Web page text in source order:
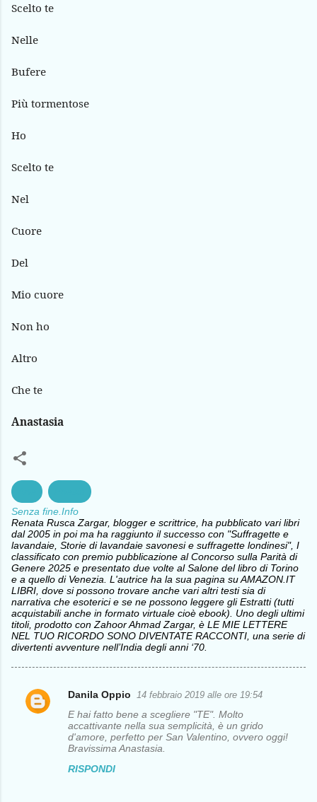
Scelto te
Nelle
Bufere
Più tormentose
Ho
Scelto te
Nel
Cuore
Del
Mio cuore
Non ho
Altro
Che te
Anastasia
Senza fine.Info
Renata Rusca Zargar, blogger e scrittrice, ha pubblicato vari libri
dal 2005 in poi ma ha raggiunto il successo con "Suffragette e
lavandaie, Storie di lavandaie savonesi e suffragette londinesi", I
classificato con premio pubblicazione al Concorso sulla Parità di
Genere 2025 e presentato due volte al Salone del libro di Torino
e a quello di Venezia. L'autrice ha la sua pagina su AMAZON.IT
LIBRI, dove si possono trovare anche vari altri testi sia di
narrativa che esoterici e se ne possono leggere gli Estratti (tutti
acquistabili anche in formato virtuale cioè ebook). Uno degli ultimi
titoli, prodotto con Zahoor Ahmad Zargar, è LE MIE LETTERE
NEL TUO RICORDO SONO DIVENTATE RACCONTI, una serie di
divertenti avventure nell’India degli anni ‘70.
C
Danila Oppio 14 febbraio 2019 alle ore 19:54
E hai fatto bene a scegliere "TE". Molto
accattivante nella sua semplicità, è un grido
d'amore, perfetto per San Valentino, ovvero oggi!
Bravissima Anastasia.
RISPONDI